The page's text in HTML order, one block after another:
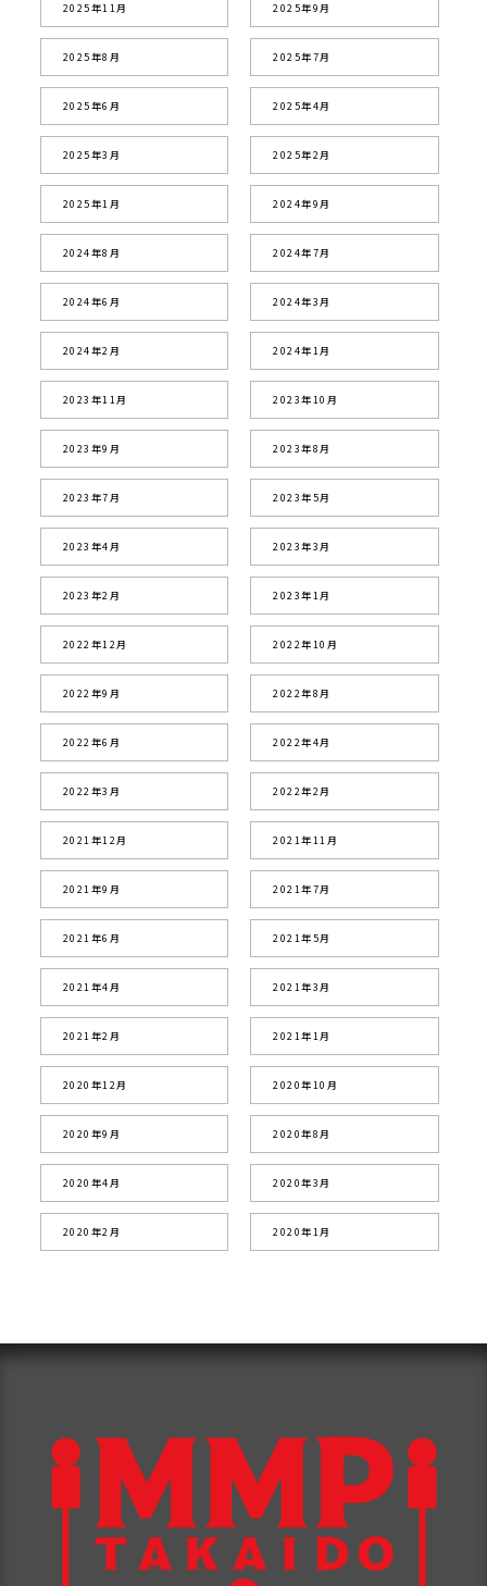
2025年11月 2025年9月
2025年8月 2025年7月
2025年6月 2025年4月
2025年3月 2025年2月
2025年1月 2024年9月
2024年8月 2024年7月
2024年6月 2024年3月
2024年2月 2024年1月
2023年11月 2023年10月
2023年9月 2023年8月
2023年7月 2023年5月
2023年4月 2023年3月
2023年2月 2023年1月
2022年12月 2022年10月
2022年9月 2022年8月
2022年6月 2022年4月
2022年3月 2022年2月
2021年12月 2021年11月
2021年9月 2021年7月
2021年6月 2021年5月
2021年4月 2021年3月
2021年2月 2021年1月
2020年12月 2020年10月
2020年9月 2020年8月
2020年4月 2020年3月
2020年2月 2020年1月